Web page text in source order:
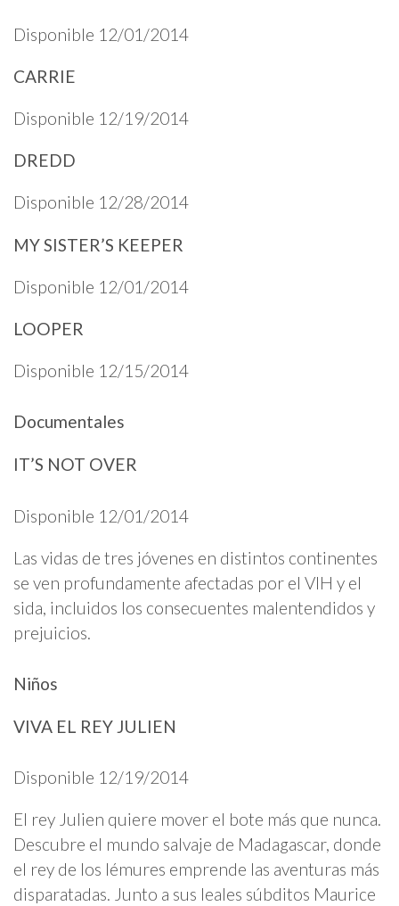
Disponible 12/01/2014
CARRIE
Disponible 12/19/2014
DREDD
Disponible 12/28/2014
MY SISTER’S KEEPER
Disponible 12/01/2014
LOOPER
Disponible 12/15/2014
Documentales
IT’S NOT OVER
Disponible 12/01/2014
Las vidas de tres jóvenes en distintos continentes
se ven profundamente afectadas por el VIH y el
sida, incluidos los consecuentes malentendidos y
prejuicios.
Niños
VIVA EL REY JULIEN
Disponible 12/19/2014
El rey Julien quiere mover el bote más que nunca.
Descubre el mundo salvaje de Madagascar, donde
el rey de los lémures emprende las aventuras más
disparatadas. Junto a sus leales súbditos Maurice